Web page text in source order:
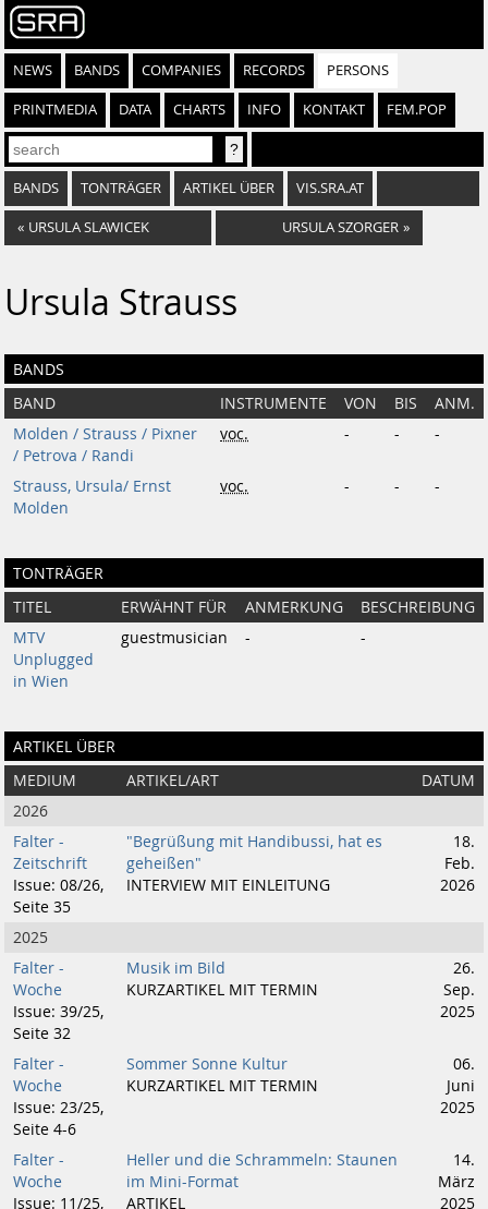
NEWS BANDS COMPANIES RECORDS PERSONS
PRINTMEDIA DATA CHARTS INFO KONTAKT FEM.POP
BANDS TONTRÄGER ARTIKEL ÜBER VIS.SRA.AT
« URSULA SLAWICEK URSULA SZORGER »
Ursula Strauss
BANDS
BAND INSTRUMENTE VON BIS
ANM.
Molden / Strauss / Pixner
/ Petrova / Randi
voc. - - -
Strauss, Ursula/ Ernst
Molden
voc. - - -
TONTRÄGER
TITEL ERWÄHNT FÜR ANMERKUNG
BESCHREIBUNG
MTV
Unplugged
in Wien
guestmusician - -
ARTIKEL ÜBER
MEDIUM ARTIKEL/ART
DATUM
2026
Falter -
Zeitschrift
Issue: 08/26,
Seite 35
"Begrüßung mit Handibussi, hat es
geheißen"
INTERVIEW MIT EINLEITUNG
18.
Feb.
2026
2025
Falter -
Woche
Issue: 39/25,
Seite 32
Musik im Bild
KURZARTIKEL MIT TERMIN
26.
Sep.
2025
Falter -
Woche
Issue: 23/25,
Seite 4-6
Sommer Sonne Kultur
KURZARTIKEL MIT TERMIN
06.
Juni
2025
Falter -
Woche
Issue: 11/25,
Heller und die Schrammeln: Staunen
im Mini-Format
ARTIKEL
14.
März
2025